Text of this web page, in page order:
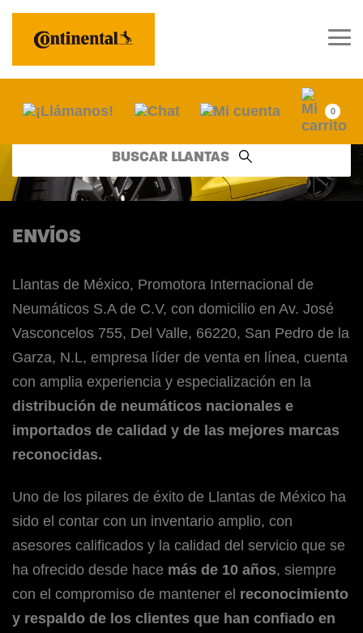
0
BUSCAR LLANTAS
ENVÍOS
Llantas de México, Promotora Internacional de
Neumáticos S.A de C.V, con domicilio en Av. José
Vasconcelos 755, Del Valle, 66220, San Pedro de la
Garza, N.L, empresa líder de venta en línea, cuenta
con amplia experiencia y especialización en la
distribución de neumáticos nacionales e
importados de calidad y de las mejores marcas
reconocidas.
Uno de los pilares de éxito de Llantas de México ha
sido el contar con un inventario amplio, con
asesores calificados y la calidad del servicio que se
ha ofrecido desde hace más de 10 años, siempre
con el compromiso de mantener el reconocimiento
y respaldo de los clientes que han confiado en